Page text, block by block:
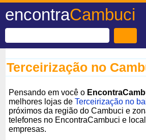
encontraCambuci
Terceirização no
Pensando em você o
melhores lojas deTerceirização no
próximos da região do Cambuci e
telefones no EncontraCambuci e
empresas.